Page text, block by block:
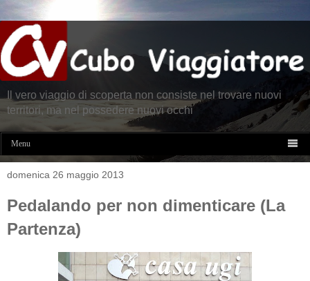
Il vero viaggio di scoperta non consiste nel trovare nuovi
territori, ma nel possedere nuovi occhi
Menu 
domenica 26 maggio 2013
Pedalando per non dimenticare (La
Partenza)